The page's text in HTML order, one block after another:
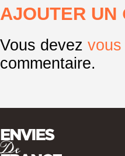
AJOUTER UN
Vous devez
commentaire.